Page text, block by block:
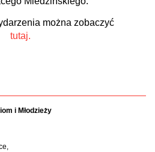
można zobaczyć
tutaj.
i Młodzieży